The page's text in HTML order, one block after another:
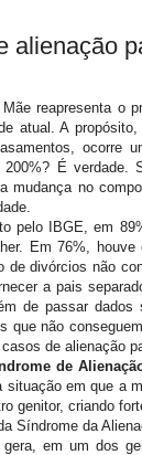
alienação
reapresenta o
atual.A
É verdade.
mudança no
pelo IBGE, em
Em 76%,
de divórcios não
a pais
de passar
que não
de alienação
de
em que a
genitor, criando
Síndrome da
em um dos